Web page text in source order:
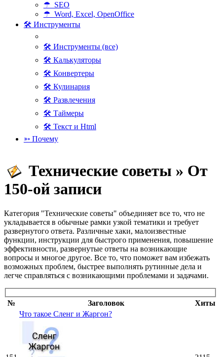
☂ SEO
☂ Word, Excel, OpenOffice
🛠 Инструменты
🛠 Инструменты (все)
🛠 Калькуляторы
🛠 Конвертеры
🛠 Кулинария
🛠 Развлечения
🛠 Таймеры
🛠 Текст и Html
➳ Почему
Технические советы » От
150-ой записи
Категория "Технические советы" объединяет все то, что не
укладывается в обычные рамки узкой тематики и требует
развернутого ответа. Различные хаки, малоизвестные
функции, инструкции для быстрого применения, повышение
эффективности, развернутые ответы на возникающие
вопросы и многое другое. Все то, что поможет вам избежать
возможных проблем, быстрее выполнять рутинные дела и
легче справляться с возникающими проблемами и задачами.
№ Заголовок Хиты
Что такое Сленг и Жаргон?